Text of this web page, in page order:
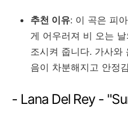
추천 이유: 이 곡은 피
게 어우러져 비 오는
조시켜 줍니다. 가사와
음이 차분해지고 안정
- Lana Del Rey -